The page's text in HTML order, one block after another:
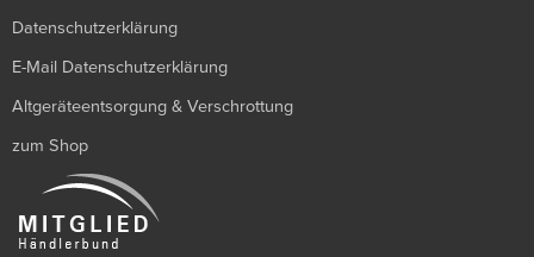
Datenschutzerklärung
E-Mail Datenschutzerklärung
Altgeräteentsorgung & Verschrottung
zum Shop